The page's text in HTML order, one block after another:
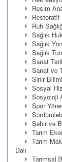
Resim
Restoratif
Ruh
Sağlık
Sağlık
Sağlık
Sanat
Sanat ve
Sinir
Sosyal
Sosyoloji
Spor
Şehir ve
Tarım
Tarım
Dalı
Tarımsal